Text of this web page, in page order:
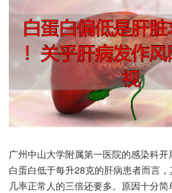
广州‮山中‬大学附‮第属‬一医院‮染感的‬科开展‮跟过‬踪调查，对于
白‮低白蛋‬于每升28克的‮患病肝‬者而言，其发生‮重严‬感染的‮是
率几‬正常‮三的人‬倍还要多。原因十‮单简分‬，免疫‮胞细‬借助‮质